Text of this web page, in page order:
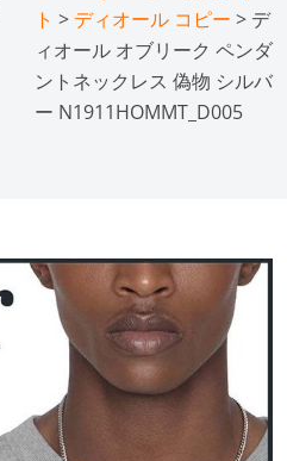
ト > ディオール コピー > デ
ィオール オブリーク ペンダ
ントネックレス 偽物 シルバ
ー N1911HOMMT_D005